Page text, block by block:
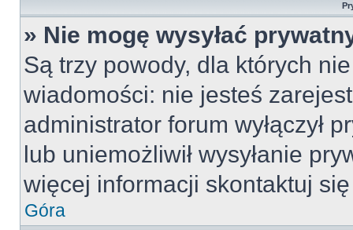
» Nie mogę wysyłać
Są trzy powody, dla których
wiadomości: nie jesteś
administrator forum wyłączył
lub uniemożliwił wysyłanie
więcej informacji skontaktuj
Góra